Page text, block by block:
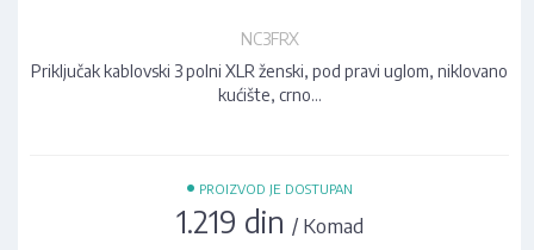
NC3FRX
Priključak kablovski 3 polni XLR ženski, pod pravi uglom, niklovano
kućište, crno…
• PROIZVOD JE DOSTUPAN
1.219 din / Komad